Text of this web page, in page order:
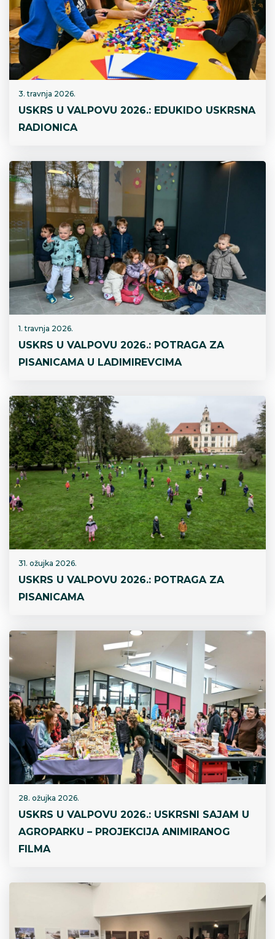
3. travnja 2026.
USKRS U VALPOVU 2026.: EDUKIDO USKRSNA
RADIONICA
1. travnja 2026.
USKRS U VALPOVU 2026.: POTRAGA ZA
PISANICAMA U LADIMIREVCIMA
31. ožujka 2026.
USKRS U VALPOVU 2026.: POTRAGA ZA
PISANICAMA
28. ožujka 2026.
USKRS U VALPOVU 2026.: USKRSNI SAJAM U
AGROPARKU – PROJEKCIJA ANIMIRANOG
FILMA